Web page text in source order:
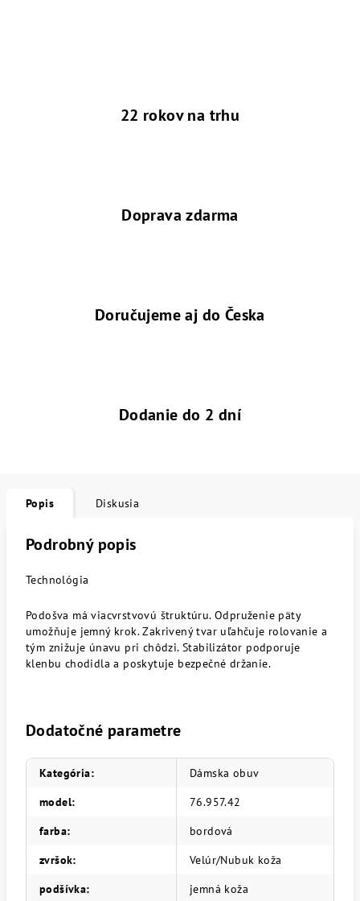
22 rokov na trhu
Doprava zdarma
Doručujeme aj do Česka
Dodanie do 2 dní
Popis Diskusia
Podrobný popis
Technológia
Podošva má viacvrstvovú štruktúru. Odpruženie päty
umožňuje jemný krok. Zakrivený tvar uľahčuje rolovanie a
tým znižuje únavu pri chôdzi. Stabilizátor podporuje
klenbu chodidla a poskytuje bezpečné držanie.
Dodatočné parametre
Kategória:
Dámska obuv
model:
76.957.42
farba:
bordová
zvršok:
Velúr/Nubuk koža
podšívka: jemná koža